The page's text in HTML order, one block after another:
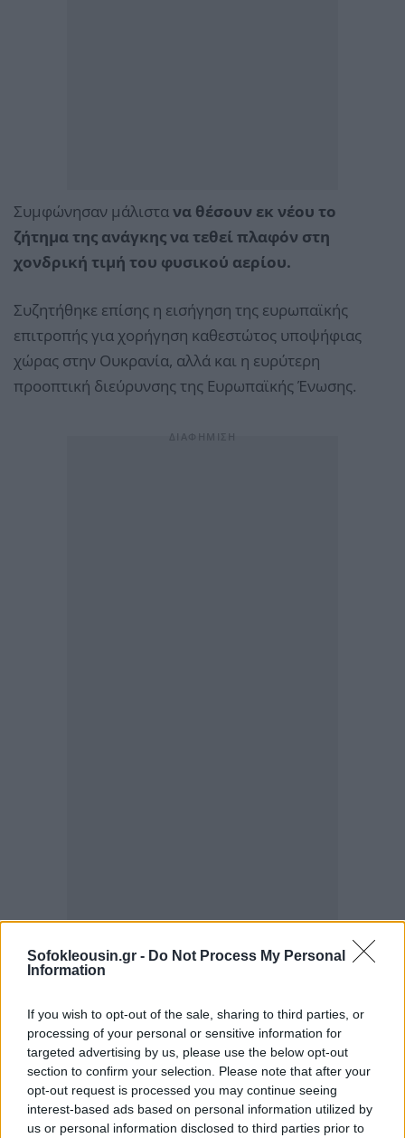
Sofokleousin.gr - Do Not Process My Personal
Information
If you wish to opt-out of the sale, sharing to third parties, or
processing of your personal or sensitive information for
targeted advertising by us, please use the below opt-out
section to confirm your selection. Please note that after your
opt-out request is processed you may continue seeing
interest-based ads based on personal information utilized by
us or personal information disclosed to third parties prior to
Συμφώνησαν μάλιστανα θέσουν εκ νέου το
ζήτημα της ανάγκης να τεθεί πλαφόν στη
χονδρική τιμή του φυσικού αερίου.
Συζητήθηκε επίσης η εισήγηση της ευρωπαϊκής
επιτροπής για χορήγηση καθεστώτος υποψήφιας
χώρας στην Ουκρανία, αλλά και η ευρύτερη
προοπτική διεύρυνσης της Ευρωπαϊκής Ένωσης.
στην ευρωπαϊκή πορεία της Ουκρανίας. Επισήμανε
παράλληλα την ανάγκη να σταλεί ένα καθαρό και
θετικό μήνυμα για την ενταξιακή προοπτική και την
στήριξη των Δυτικών Βαλκανίων, επαναλαμβάνοντας
την πρωτοβουλία για αναζωογόνηση της